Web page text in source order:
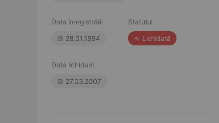
Data înregistrării
28.01.1994
Statutul
Lichidată
Data lichidarii
27.03.2007